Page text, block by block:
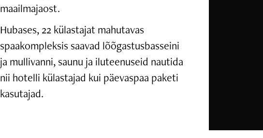
maailmajaost.
Hubases, 22 külastajat mahutavas
spaakompleksis saavad lõõgastusbasseini
ja mullivanni, saunu ja iluteenuseid nautida
nii hotelli külastajad kui päevaspaa paketi
kasutajad.